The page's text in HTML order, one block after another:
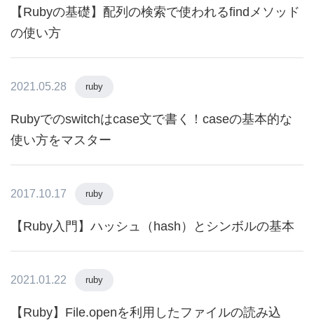
【Rubyの基礎】配列の検索で使われるfindメソッド
の使い方
2021.05.28 ruby
Rubyでのswitchはcase文で書く！caseの基本的な
使い方をマスター
2017.10.17 ruby
【Ruby入門】ハッシュ（hash）とシンボルの基本
2021.01.22 ruby
【Ruby】File.openを利用したファイルの読み込